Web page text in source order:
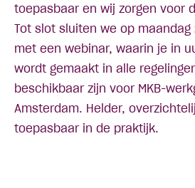
toepasbaar en wij zorgen voor
Tot slot sluiten we op
met een webinar, waarin je in
wordt gemaakt in alle
beschikbaar zijn voor MKB-
Amsterdam. Helder,
toepasbaar in de praktijk.